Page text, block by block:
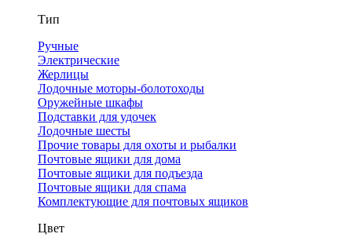
Тип
Ручные
Электрические
Жерлицы
Лодочные моторы-болотоходы
Оружейные шкафы
Подставки для удочек
Лодочные шесты
Прочие товары для охоты и рыбалки
Почтовые ящики для дома
Почтовые ящики для подъезда
Почтовые ящики для спама
Комплектующие для почтовых ящиков
Цвет